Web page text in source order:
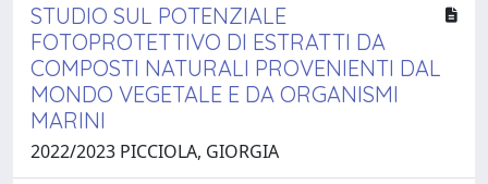
STUDIO SUL POTENZIALE
FOTOPROTETTIVO DI ESTRATTI DA
COMPOSTI NATURALI PROVENIENTI DAL
MONDO VEGETALE E DA ORGANISMI
MARINI
2022/2023 PICCIOLA, GIORGIA